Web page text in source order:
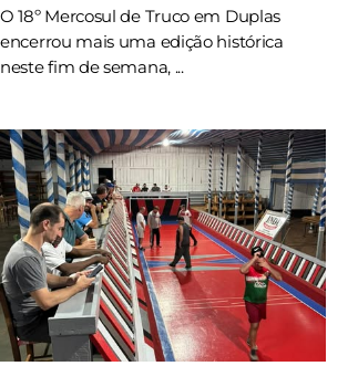
O 18º Mercosul de Truco em Duplas
encerrou mais uma edição histórica
neste fim de semana, ...